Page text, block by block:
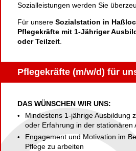
Sozialleistungen werden Sie
Für unsere Sozialstation in
Pflegekräfte mit 1-Jähriger
oder Teilzeit
Pflegekräfte (m/w/d) für
DAS WÜNSCHEN WIR UNS:
Mindestens 1-jährige Ausbildung
oder Erfahrung in der stationären
Engagement und Motivation im
Pflege zu arbeiten